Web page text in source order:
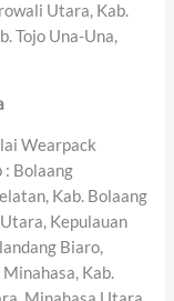
Utara, Kab.
Tojo Una-Una,
Wearpack
: Bolaang
Kab. Bolaang
Kepulauan
Biaro,
Kab.